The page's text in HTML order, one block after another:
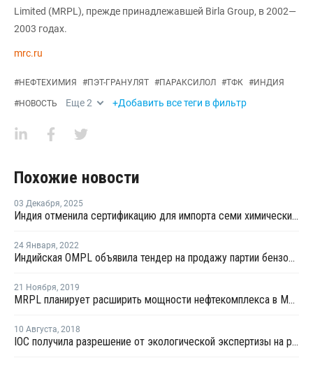
Limited (MRPL), прежде принадлежавшей Birla Group, в 2002—
2003 годах.
mrc.ru
#НЕФТЕХИМИЯ #ПЭТ-ГРАНУЛЯТ #ПАРАКСИЛОЛ #ТФК #ИНДИЯ
#НОВОСТЬ Еще2 +Добавить все теги в фильтр
Похожие новости
03 Декабря, 2025
Индия отменила сертификацию для импорта семи химических продуктов
24 Января, 2022
Индийская OMPL объявила тендер на продажу партии бензола с отгрузкой в феврале
21 Ноября, 2019
MRPL планирует расширить мощности нефтекомплекса в Манголоре
10 Августа, 2018
IOC получила разрешение от экологической экспертизы на расширение мощностей комплекса в Панипат